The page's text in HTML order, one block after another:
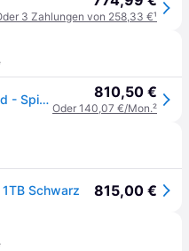
3 Zahlungen von 258,33 €¹
Microsoft Xbox Series X - 1tb Ssd - Spielekonsole - Schwarz - Black 810,50 €
Oder 140,07 €/Mon.²
Schwarz 815,00 €